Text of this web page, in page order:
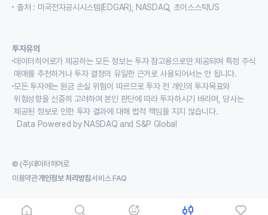
출처 : 미국전자공시시스템(EDGAR), NASDAQ, 초이스스탁US
투자유의
데이터히어로가 제공하는 모든 정보는 투자 참고용으로만 제공되며 특정 주식
매매를 추천하거나 투자 결정의 유일한 근거로 사용되어서는 안 됩니다.
모든 투자에는 원금 손실 위험이 따르므로 투자 전 개인의 투자목표와
위험성향을 신중히 고려하여 본인 판단에 따라 투자하시기 바라며, 당사는
제공된 정보로 인한 투자 결과에 대해 법적 책임을 지지 않습니다.
Data Powered by NASDAQ and S&P Global
© (주)데이터히어로
이용약관개인정보 처리방침서비스 FAQ